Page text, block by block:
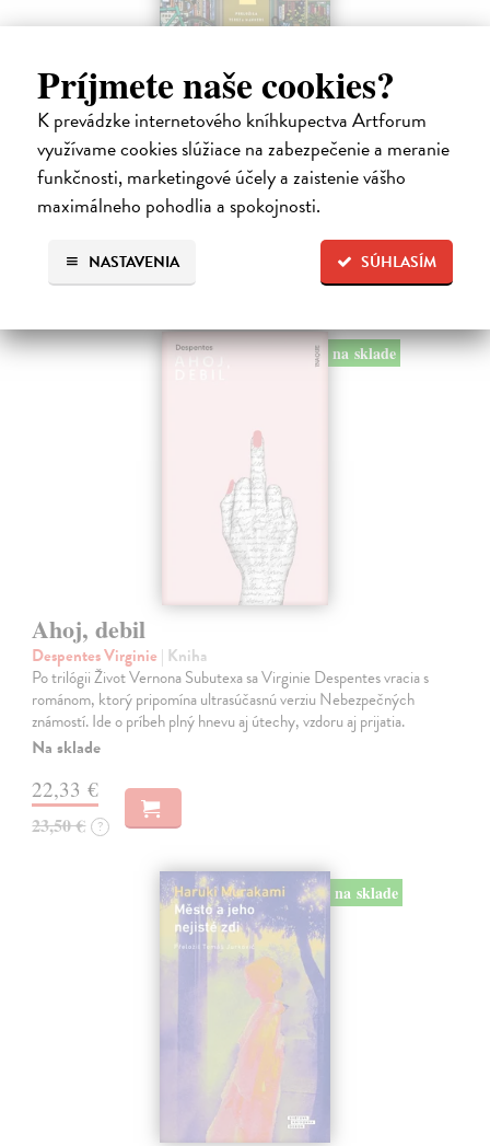
Príjmete naše cookies?
K prevádzke internetového kníhkupectva Artforum
využívame cookies slúžiace na zabezpečenie a meranie
funkčnosti, marketingové účely a zaistenie vášho
maximálneho pohodlia a spokojnosti.
SÚHLASÍM
NASTAVENIA
Dni v kníhkupectve Morisaki
Jagisawa Satoshi| Kniha
Dvadsaťpäťročná Takako si žila pomerne bezstarostne až do dňa, keď
jej priateľ Hideaki, za ktorého sa chcela vydať, len tak mimochodom
oznámi, že ju podvádza a žení sa s inou. Jej život sa zrazu rúca.
Na sklade
13,71 €
14,90 € ?
na sklade
Ahoj, debil
Despentes Virginie | Kniha
Po trilógii Život Vernona Subutexa sa Virginie Despentes vracia s
románom, ktorý pripomína ultrasúčasnú verziu Nebezpečných
známostí. Ide o príbeh plný hnevu aj útechy, vzdoru aj prijatia.
Na sklade
22,33 €
23,50 € ?
na sklade